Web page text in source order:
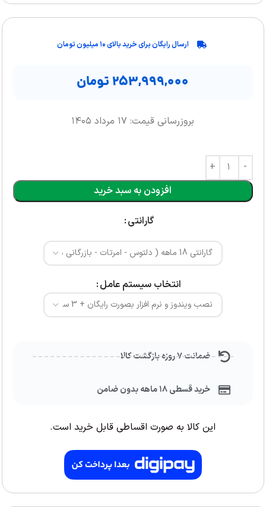
ارسال رایگان برای خرید بالای ۱۰ میلیون تومان
۲۵۳,۹۹۹,۰۰۰ تومان
بروزرسانی قیمت: ۱۷ مرداد ۱۴۰۵
گارانتی
انتخاب سیستم عامل
افزودن به سبد خرید
ضمانت ۷ روزه بازگشت کالا
خرید قسطی ۱۸ ماهه بدون ضامن
این کالا به صورت اقساطی قابل خرید است.